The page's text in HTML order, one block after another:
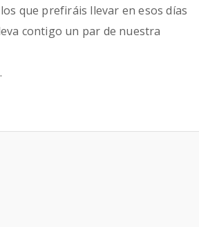
que prefiráis llevar en esos días
contigo un par de nuestra